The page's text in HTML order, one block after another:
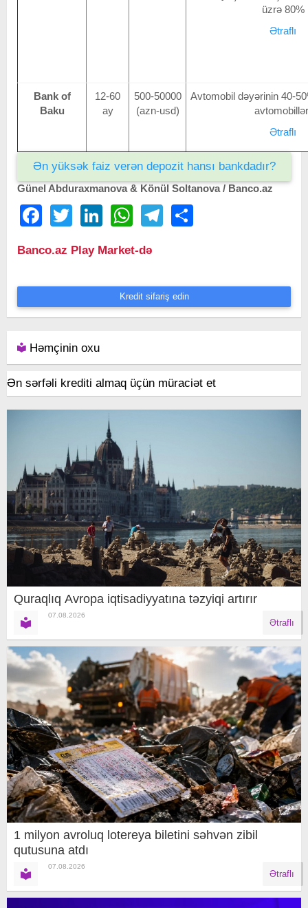
üzrə 80%
Ətraflı
Bank of
Baku
12-60
ay
500-50000
(azn-usd)
Avtomobil dəyərinin 40-
Ətraflı
Ən yüksək faiz verən depozit hansı bankdadır?
Günel Abduraxmanova & Könül Soltanova / Banco.az
FacebookTwitter LinkedIn WhatsAppTelegram
Banco.az Play Market-də
Kredit sifariş edin
Həmçinin oxu
Ən sərfəli krediti almaq üçün müraciət et
Quraqlıq Avropa iqtisadiyyatına təzyiqi artırır
07.08.2026
Ətraflı
1 milyon avroluq lotereya biletini səhvən zibil
qutusuna atdı
07.08.2026
Ətraflı